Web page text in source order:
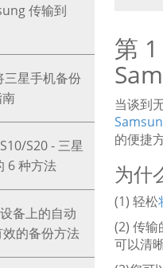
传输到
星手机备份
S20 - 三星
6 种方法
备上的自动
的备份方法
第
当谈到
的便捷
为什
(1) 轻松
(2) 传输
可以清